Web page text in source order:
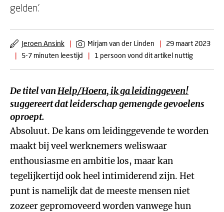
gelden.’
Jeroen Ansink | Mirjam van der Linden |
29 maart 2023
|
5-7 minuten leestijd | 1 persoon vond dit artikel nuttig
De titel vanHelp/Hoera, ik ga leidinggeven!
suggereert dat leiderschap gemengde gevoelens
oproept.
Absoluut. De kans om leidinggevende te worden
maakt bij veel werknemers weliswaar
enthousiasme en ambitie los, maar kan
tegelijkertijd ook heel intimiderend zijn. Het
punt is namelijk dat de meeste mensen niet
zozeer gepromoveerd worden vanwege hun